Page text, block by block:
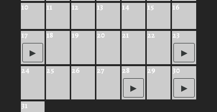
10 11 12 13 14 15 16
17 18 19 20 21 22 23
24 25 26 27 28 29 30
31